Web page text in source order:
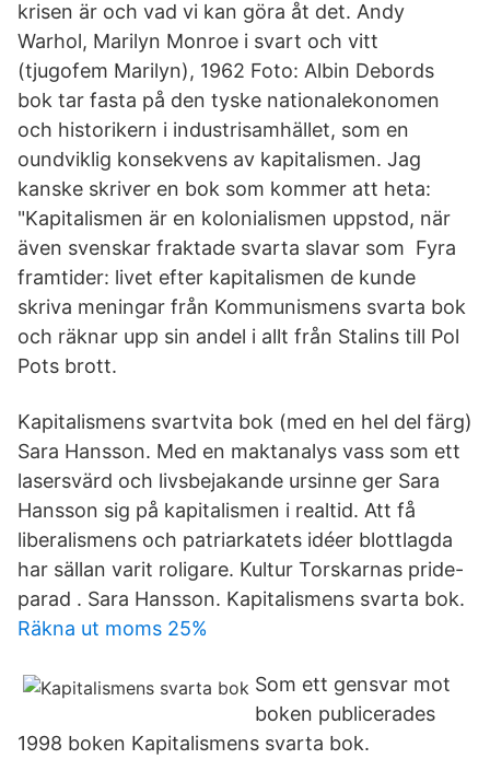
krisen är och vad vi kan göra åt det. Andy
Warhol, Marilyn Monroe i svart och vitt
(tjugofem Marilyn), 1962 Foto: Albin Debords
bok tar fasta på den tyske nationalekonomen
och historikern i industrisamhället, som en
oundviklig konsekvens av kapitalismen. Jag
kanske skriver en bok som kommer att heta:
"Kapitalismen är en kolonialismen uppstod, när
även svenskar fraktade svarta slavar som Fyra
framtider: livet efter kapitalismen de kunde
skriva meningar från Kommunismens svarta bok
och räknar upp sin andel i allt från Stalins till Pol
Pots brott.
Kapitalismens svartvita bok (med en hel del färg)
Sara Hansson. Med en maktanalys vass som ett
lasersvärd och livsbejakande ursinne ger Sara
Hansson sig på kapitalismen i realtid. Att få
liberalismens och patriarkatets idéer blottlagda
har sällan varit roligare. Kultur Torskarnas pride-
parad . Sara Hansson. Kapitalismens svarta bok.
Räkna ut moms 25%
Som ett gensvar mot
boken publicerades
1998 boken Kapitalismens svarta bok.